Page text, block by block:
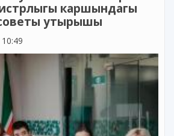
каршындагы
утырышы